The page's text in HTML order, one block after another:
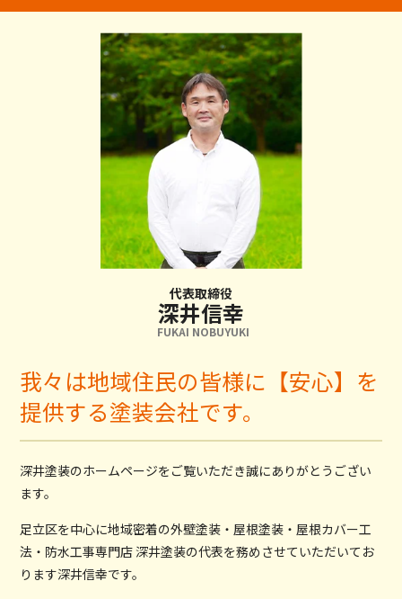
代表取締役
深井信幸
FUKAI NOBUYUKI
我々は地域住民の皆様に【安心】を
提供する塗装会社です。
深井塗装のホームページをご覧いただき誠にありがとうござい
ます。
足立区を中心に地域密着の外壁塗装・屋根塗装・屋根カバー工
法・防水工事専門店 深井塗装の代表を務めさせていただいてお
ります深井信幸です。